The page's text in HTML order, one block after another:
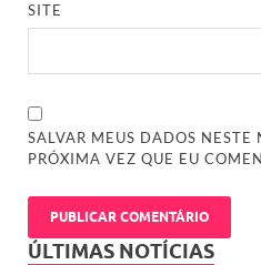
SITE
SALVAR MEUS DADOS NESTE
PRÓXIMA VEZ QUE EU
ÚLTIMAS NOTÍCIAS